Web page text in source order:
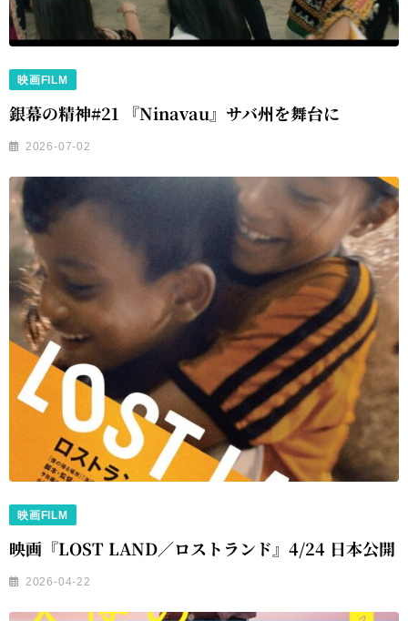
映画FILM
銀幕の精神#21 『Ninavau』サバ州を舞台に
2026-07-02
映画FILM
映画『LOST LAND／ロストランド』4/24 日本公開
2026-04-22